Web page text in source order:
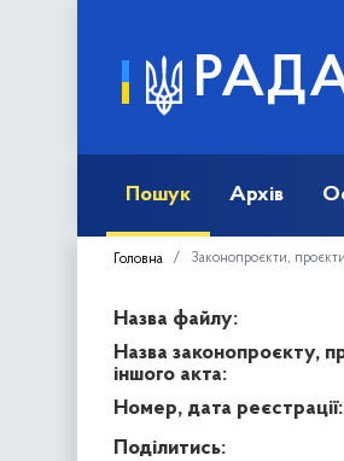
Пошук Архів
Головна Законопроєкти,
Назва файлу:
Назва законопроєкту,
іншого акта:
Номер, дата реєстрації:
Поділитись: